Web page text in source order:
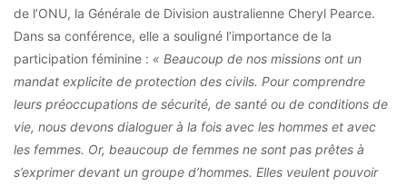
de l’ONU, la Générale de Division australienne Cheryl Pearce.
Dans sa conférence, elle a souligné l’importance de la
participation féminine : « Beaucoup de nos missions ont un
mandat explicite de protection des civils. Pour comprendre
leurs préoccupations de sécurité, de santé ou de conditions de
vie, nous devons dialoguer à la fois avec les hommes et avec
les femmes. Or, beaucoup de femmes ne sont pas prêtes à
s’exprimer devant un groupe d’hommes. Elles veulent pouvoir